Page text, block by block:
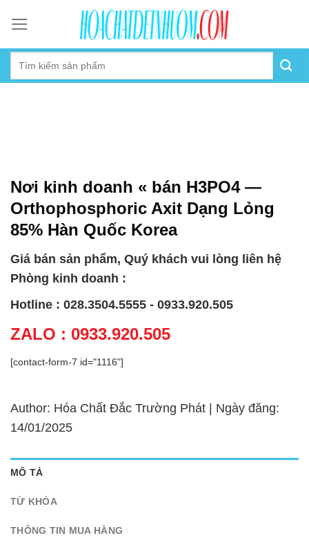
content
Nơi kinh doanh « bán H3PO4 —
Orthophosphoric Axit Dạng Lỏng
85% Hàn Quốc Korea
Giá bán sản phẩm, Quý khách vui lòng liên hệ
Phòng kinh doanh :
Hotline : 028.3504.5555 - 0933.920.505
ZALO : 0933.920.505
[contact-form-7 id="1116"]
Author: Hóa Chất Đắc Trường Phát | Ngày đăng:
14/01/2025
MÔ TẢ
TỪ KHÓA
THÔNG TIN MUA HÀNG